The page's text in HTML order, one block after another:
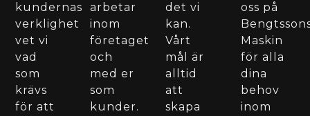
kundernas
verklighet
vet vi
vad
som
krävs
för att
arbetar
inom
företaget
och
med er
som
kunder.
det vi
kan.
Vårt
mål är
alltid
att
skapa
oss på
Maskin
för alla
dina
behov
inom